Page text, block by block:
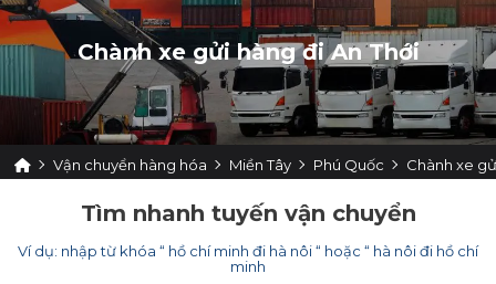
Chành xe gửi hàng đi An Thới
Vận chuyển hàng hóa Miền Tây Phú Quốc Chành xe
Tìm nhanh tuyến vận chuyển
Ví dụ: nhập từ khóa “ hồ chí minh đi hà nôi “ hoặc “ hà nôi đi hồ chí
minh